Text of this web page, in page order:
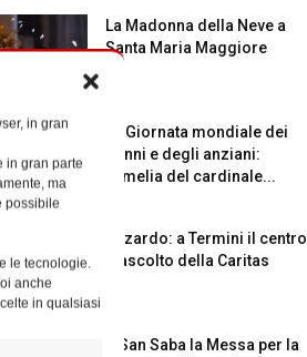
in gran
in gran parte
ma
possibile
le tecnologie.
anche
in qualsiasi
La Madonna della Neve a
Santa Maria Maggiore
La Giornata mondiale dei
nonni e degli anziani:
l’omelia del cardinale...
Azzardo: a Termini il centro
d’ascolto della Caritas
A San Saba la Messa per la